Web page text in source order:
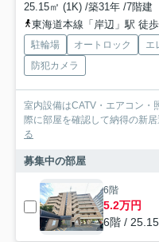
25.15㎡ (1K) /築31年 /7階建
東海道本線「岸辺」駅 徒
駐輪場 オートロック エ
防犯カメラ
室内設備はCATV・エアコン・
際に部屋を確認して納得の新
る
募集中の部屋
6階
5.2万円
6階 /